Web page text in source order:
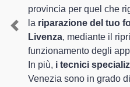
provincia per quel che
la riparazione del tuo
Livenza, mediante il
funzionamento degli
In più, i tecnici
Venezia sono in grado
Previous